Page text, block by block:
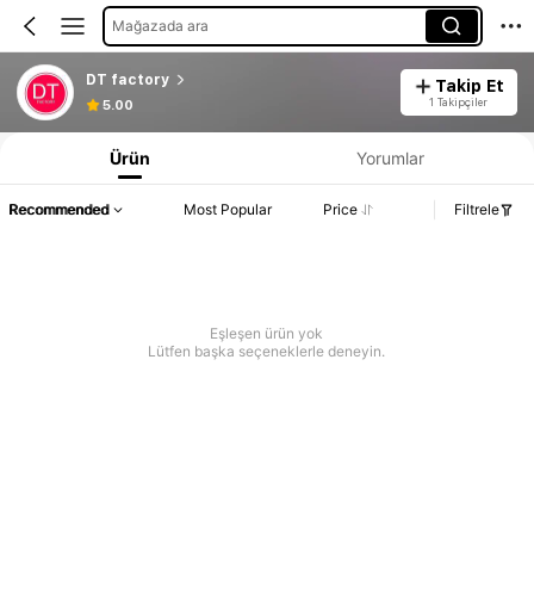
Mağazada ara
DT factory
5.00
Takip Et
1 Takipçiler
Ürün Yorumlar
Recommended Most Popular Price Filtrele
Eşleşen ürün yok
Lütfen başka seçeneklerle deneyin.